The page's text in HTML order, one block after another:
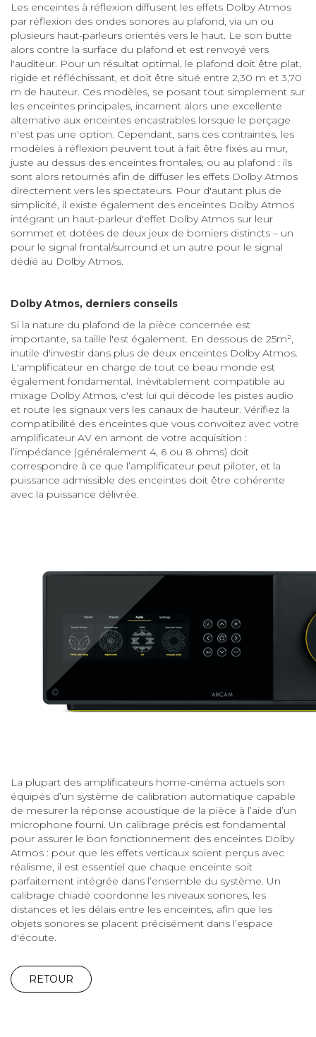
Les enceintes à réflexion diffusent les effets Dolby Atmos
par réflexion des ondes sonores au plafond, via un ou
plusieurs haut-parleurs orientés vers le haut. Le son butte
alors contre la surface du plafond et est renvoyé vers
l'auditeur. Pour un résultat optimal, le plafond doit être plat,
rigide et réfléchissant, et doit être situé entre 2,30 m et 3,70
m de hauteur. Ces modèles, se posant tout simplement sur
les enceintes principales, incarnent alors une excellente
alternative aux enceintes encastrables lorsque le perçage
n'est pas une option. Cependant, sans ces contraintes, les
modèles à réflexion peuvent tout à fait être fixés au mur,
juste au dessus des enceintes frontales, ou au plafond : ils
sont alors retournés afin de diffuser les effets Dolby Atmos
directement vers les spectateurs. Pour d'autant plus de
simplicité, il existe également des enceintes Dolby Atmos
intégrant un haut-parleur d'effet Dolby Atmos sur leur
sommet et dotées de deux jeux de borniers distincts – un
pour le signal frontal/surround et un autre pour le signal
dédié au Dolby Atmos.
Dolby Atmos, derniers conseils
Si la nature du plafond de la pièce concernée est
importante, sa taille l'est également. En dessous de 25m²,
inutile d'investir dans plus de deux enceintes Dolby Atmos.
L'amplificateur en charge de tout ce beau monde est
également fondamental. Inévitablement compatible au
mixage Dolby Atmos, c'est lui qui décode les pistes audio
et route les signaux vers les canaux de hauteur. Vérifiez la
compatibilité des enceintes que vous convoitez avec votre
amplificateur AV en amont de votre acquisition :
l’impédance (généralement 4, 6 ou 8 ohms) doit
correspondre à ce que l’amplificateur peut piloter, et la
puissance admissible des enceintes doit être cohérente
avec la puissance délivrée.
La plupart des amplificateurs home-cinéma actuels son
équipés d’un système de calibration automatique capable
de mesurer la réponse acoustique de la pièce à l’aide d’un
microphone fourni. Un calibrage précis est fondamental
pour assurer le bon fonctionnement des enceintes Dolby
Atmos : pour que les effets verticaux soient perçus avec
réalisme, il est essentiel que chaque enceinte soit
parfaitement intégrée dans l’ensemble du système. Un
calibrage chiadé coordonne les niveaux sonores, les
distances et les délais entre les enceintes, afin que les
objets sonores se placent précisément dans l’espace
d'écoute.
RETOUR